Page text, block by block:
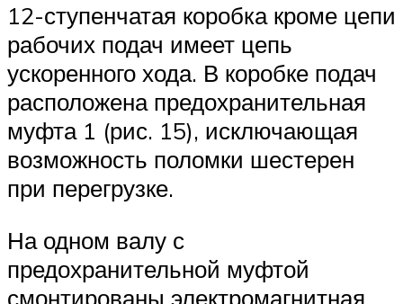
12-ступенчатая коробка кроме цепи
рабочих подач имеет цепь
ускоренного хода. В коробке подач
расположена предохранительная
муфта 1 (рис. 15), исключающая
возможность поломки шестерен
при перегрузке.
На одном валу с
предохранительной муфтой
смонтированы электромагнитная